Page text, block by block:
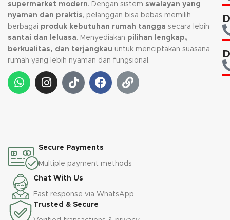
supermarket modern. Dengan sistem swalayan yang
nyaman dan praktis, pelanggan bisa bebas memilih
berbagai produk kebutuhan rumah tangga secara lebih
santai dan leluasa. Menyediakan pilihan lengkap,
berkualitas, dan terjangkau untuk menciptakan suasana
rumah yang lebih nyaman dan fungsional.
Secure Payments
Multiple payment methods
Chat With Us
Fast response via WhatsApp
Trusted & Secure